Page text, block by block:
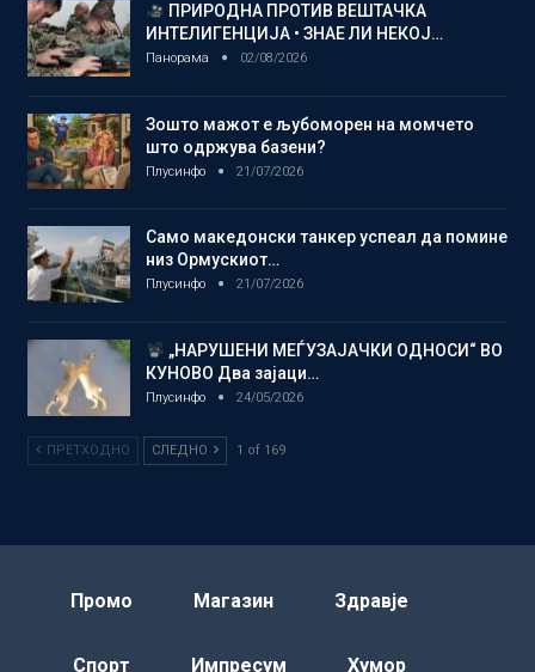
ПРИРОДНА ПРОТИВ ВЕШТАЧКА
ИНТЕЛИГЕНЦИЈА • ЗНАЕ ЛИ НЕКОЈ…
Панорама 02/08/2026
Зошто мажот е љубоморен на момчето
што одржува базени?
Плусинфо 21/07/2026
Само македонски танкер успеал да помине
низ Ормускиот…
Плусинфо 21/07/2026
„НАРУШЕНИ МЕЃУЗАЈАЧКИ ОДНОСИ“ ВО
КУНОВО Два зајаци…
Плусинфо 24/05/2026
ПРЕТХОДНО СЛЕДНО 1 of 169
Промо Магазин Здравје
Спорт Импресум Хумор